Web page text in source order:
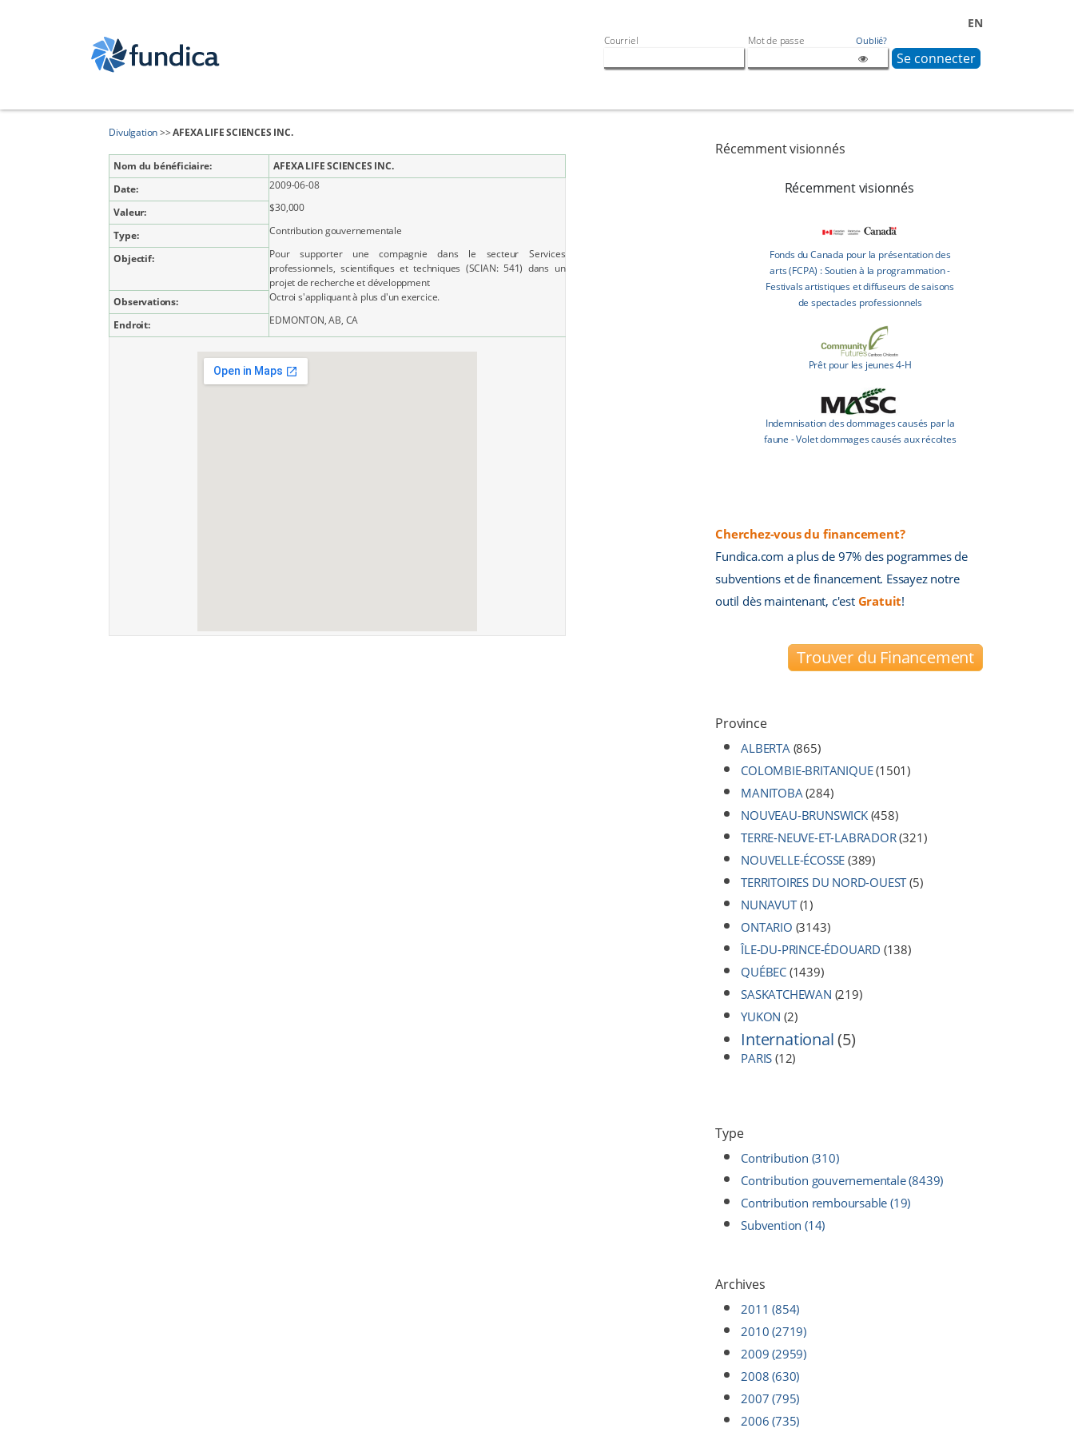
EN
Courriel Mot de passe Oublié?
Divulgation>>AFEXA LIFE SCIENCES INC.
Nom du bénéficiaire:
AFEXA LIFE SCIENCES INC.
Date:
2009-06-08
Valeur:
$30,000
Type: Contribution gouvernementale
Objectif:
Pour supporter une compagnie dans le secteur Services
professionnels, scientifiques et techniques (SCIAN: 541) dans un
projet de recherche et développment
Observations:
Octroi s'appliquant à plus d'un exercice.
Endroit: EDMONTON, AB, CA
Récemment visionnés
Récemment visionnés
Fonds du Canada pour la présentation des
arts (FCPA) : Soutien à la programmation -
Festivals artistiques et diffuseurs de saisons
de spectacles professionnels
Prêt pour les jeunes 4-H
Indemnisation des dommages causés par la
faune - Volet dommages causés aux récoltes
Cherchez-vous du financement?
Fundica.com a plus de 97% des pogrammes de
subventions et de financement. Essayez notre
outil dès maintenant, c'est Gratuit!
Trouver du Financement
Province
ALBERTA(865)
COLOMBIE-BRITANIQUE(1501)
MANITOBA(284)
NOUVEAU-BRUNSWICK(458)
TERRE-NEUVE-ET-LABRADOR(321)
NOUVELLE-ÉCOSSE (389)
TERRITOIRES DU NORD-OUEST(5)
NUNAVUT(1)
ONTARIO (3143)
ÎLE-DU-PRINCE-ÉDOUARD (138)
QUÉBEC (1439)
SASKATCHEWAN (219)
YUKON (2)
International(5)
PARIS (12)
Type
Contribution (310)
Contribution gouvernementale (8439)
Contribution remboursable (19)
Subvention (14)
Archives
2011 (854)
2010 (2719)
2009 (2959)
2008 (630)
2007 (795)
2006 (735)